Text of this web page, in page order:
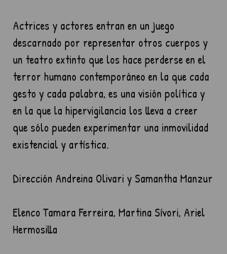
Actrices y actores entran en un juego
descarnado por representar otros cuerpos y
un teatro extinto que los hace perderse en el
terror humano contemporáneo en la que cada
gesto y cada palabra, es una visión política y
en la que la hipervigilancia los lleva a creer
que sólo pueden experimentar una inmovilidad
existencial y artística.
Dirección Andreina Olivari y Samantha Manzur
Elenco Tamara Ferreira, Martina Sívori, Ariel
Hermosilla